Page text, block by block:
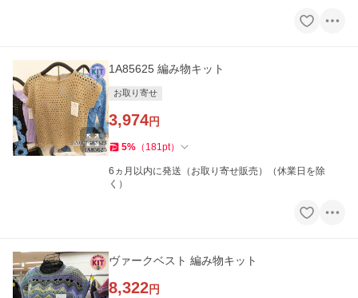
1A85625 編み物キット
お取り寄せ
3,974円
5% （ 181pt）
6ヵ月以内に発送（お取り寄せ販売）（休業日を除
く）
ヴァークベスト 編み物キット
8,322円